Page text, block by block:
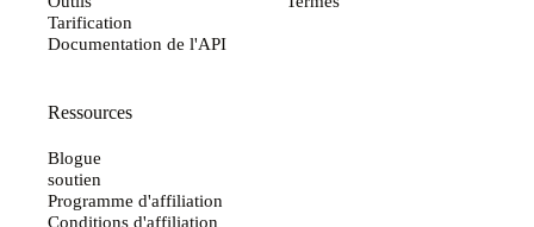
Tarification
Documentation de l'API
Ressources
Blogue
soutien
Programme d'affiliation
Conditions d'affiliation